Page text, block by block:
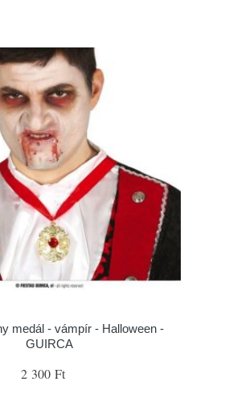
medál - vámpír - Halloween -
GUIRCA
2 300 Ft